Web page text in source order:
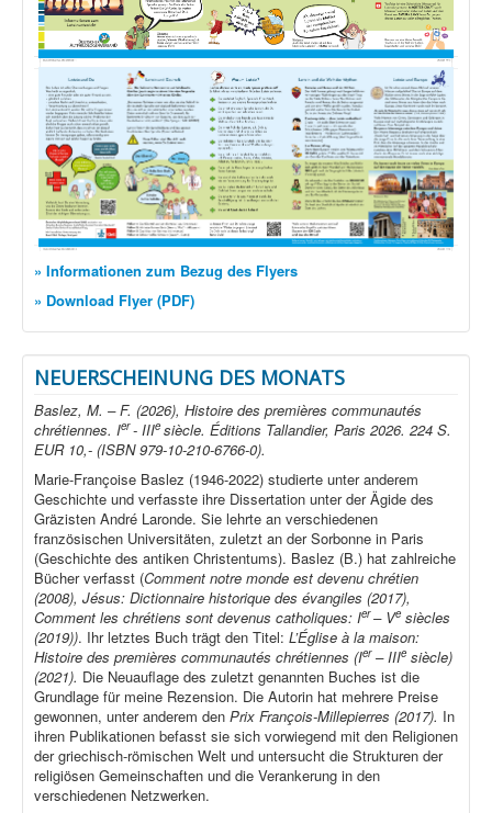
» Informationen zum Bezug des Flyers
» Download Flyer (PDF)
NEUERSCHEINUNG DES MONATS
Baslez, M. – F. (2026), Histoire des premières communautés
chrétiennes. Ier- IIIe siècle. Éditions Tallandier, Paris 2026. 224 S.
EUR 10,- (ISBN 979-10-210-6766-0).
Marie-Françoise Baslez (1946-2022) studierte unter anderem
Geschichte und verfasste ihre Dissertation unter der Ägide des
Gräzisten André Laronde. Sie lehrte an verschiedenen
französischen Universitäten, zuletzt an der Sorbonne in Paris
(Geschichte des antiken Christentums). Baslez (B.) hat zahlreiche
Bücher verfasst (Comment notre monde est devenu chrétien
(2008), Jésus: Dictionnaire historique des évangiles (2017),
Comment les chrétiens sont devenus catholiques: Ier– Ve siècles
(2019)). Ihr letztes Buch trägt den Titel: L’Église à la maison:
Histoire des premières communautés chrétiennes (Ier– IIIe siècle)
(2021). Die Neuauflage des zuletzt genannten Buches ist die
Grundlage für meine Rezension. Die Autorin hat mehrere Preise
gewonnen, unter anderem den Prix François-Millepierres (2017). In
ihren Publikationen befasst sie sich vorwiegend mit den Religionen
der griechisch-römischen Welt und untersucht die Strukturen der
religiösen Gemeinschaften und die Verankerung in den
verschiedenen Netzwerken.